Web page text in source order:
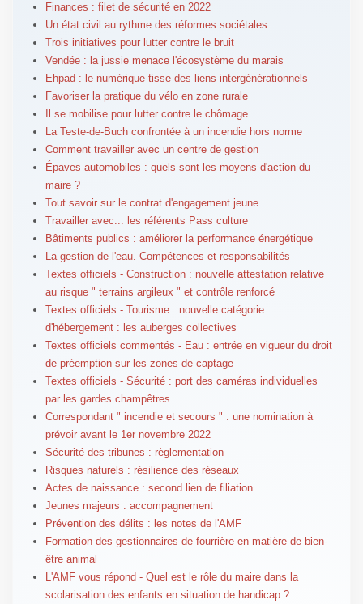
Finances : filet de sécurité en 2022
Un état civil au rythme des réformes sociétales
Trois initiatives pour lutter contre le bruit
Vendée : la jussie menace l'écosystème du marais
Ehpad : le numérique tisse des liens intergénérationnels
Favoriser la pratique du vélo en zone rurale
Il se mobilise pour lutter contre le chômage
La Teste-de-Buch confrontée à un incendie hors norme
Comment travailler avec un centre de gestion
Épaves automobiles : quels sont les moyens d'action du
maire ?
Tout savoir sur le contrat d'engagement jeune
Travailler avec... les référents Pass culture
Bâtiments publics : améliorer la performance énergétique
La gestion de l'eau. Compétences et responsabilités
Textes officiels - Construction : nouvelle attestation relative
au risque " terrains argileux " et contrôle renforcé
Textes officiels - Tourisme : nouvelle catégorie
d'hébergement : les auberges collectives
Textes officiels commentés - Eau : entrée en vigueur du droit
de préemption sur les zones de captage
Textes officiels - Sécurité : port des caméras individuelles
par les gardes champêtres
Correspondant " incendie et secours " : une nomination à
prévoir avant le 1er novembre 2022
Sécurité des tribunes : règlementation
Risques naturels : résilience des réseaux
Actes de naissance : second lien de filiation
Jeunes majeurs : accompagnement
Prévention des délits : les notes de l'AMF
Formation des gestionnaires de fourrière en matière de bien-
être animal
L'AMF vous répond - Quel est le rôle du maire dans la
scolarisation des enfants en situation de handicap ?